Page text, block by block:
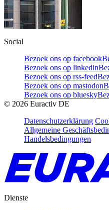
Social
Bezoek ons op facebook
Bezoek ons op linkedin
Bezoek ons op rss-feed
Bezoek ons op mastodon
Bezoek ons op bluesky
© 2026 Euractiv DE
Datenschutzerklärung
Allgemeine
Handelsbedingungen
Dienste